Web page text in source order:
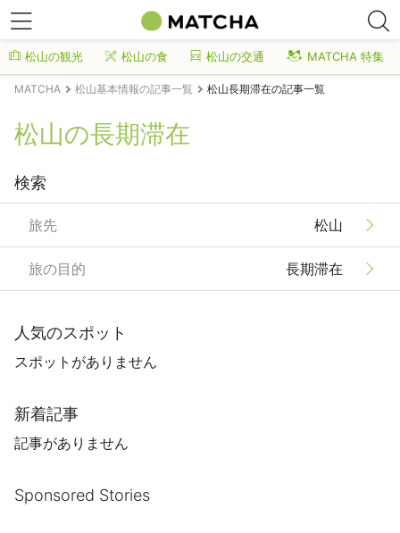
松山の観光 松山の食 松山の交通 MATCHA 特集
MATCHA 松山基本情報の記事一覧 松山長期滞在の記事一覧
松山の長期滞在
検索
旅先 松山
旅の目的 長期滞在
人気のスポット
スポットがありません
新着記事
記事がありません
Sponsored Stories